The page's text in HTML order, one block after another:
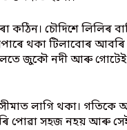
কঠিন। চৌদিশে
থকা টিলাবোৰ আবৰি
জুকৌ নদী আৰু গোটেই
লাগি থকা। গতিকে
পোৱা সহজ নহয় আৰু